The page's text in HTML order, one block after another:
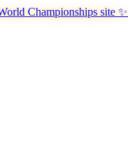
Championships site ✨